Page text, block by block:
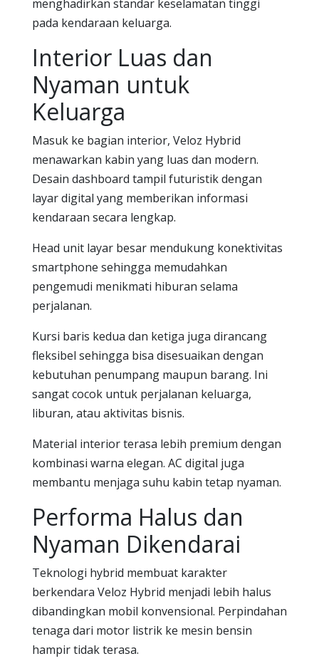
menghadirkan standar keselamatan tinggi
pada kendaraan keluarga.
Interior Luas dan
Nyaman untuk
Keluarga
Masuk ke bagian interior, Veloz Hybrid
menawarkan kabin yang luas dan modern.
Desain dashboard tampil futuristik dengan
layar digital yang memberikan informasi
kendaraan secara lengkap.
Head unit layar besar mendukung konektivitas
smartphone sehingga memudahkan
pengemudi menikmati hiburan selama
perjalanan.
Kursi baris kedua dan ketiga juga dirancang
fleksibel sehingga bisa disesuaikan dengan
kebutuhan penumpang maupun barang. Ini
sangat cocok untuk perjalanan keluarga,
liburan, atau aktivitas bisnis.
Material interior terasa lebih premium dengan
kombinasi warna elegan. AC digital juga
membantu menjaga suhu kabin tetap nyaman.
Performa Halus dan
Nyaman Dikendarai
Teknologi hybrid membuat karakter
berkendara Veloz Hybrid menjadi lebih halus
dibandingkan mobil konvensional. Perpindahan
tenaga dari motor listrik ke mesin bensin
hampir tidak terasa.